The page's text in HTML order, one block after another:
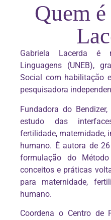
Quem
Gabriela Lacerda é
Linguagens (UNEB),
Social com habilitação
pesquisadora
Fundadora do
estudo das
fertilidade, maternidade,
humano. É autora de
formulação do
conceitos e práticas
para maternidade,
humano.
Coordena o Centro de